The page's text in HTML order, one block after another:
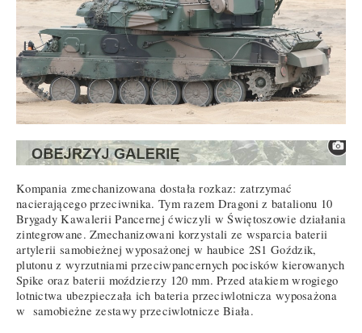
Kompania zmechanizowana dostała rozkaz: zatrzymać
nacierającego przeciwnika. Tym razem Dragoni z batalionu 10
Brygady Kawalerii Pancernej ćwiczyli w Świętoszowie działania
zintegrowane. Zmechanizowani korzystali ze wsparcia baterii
artylerii samobieżnej wyposażonej w haubice 2S1 Goździk,
plutonu z wyrzutniami przeciwpancernych pocisków kierowanych
Spike oraz baterii moździerzy 120 mm. Przed atakiem wrogiego
lotnictwa ubezpieczała ich bateria przeciwlotnicza wyposażona
w samobieżne zestawy przeciwlotnicze Biała.